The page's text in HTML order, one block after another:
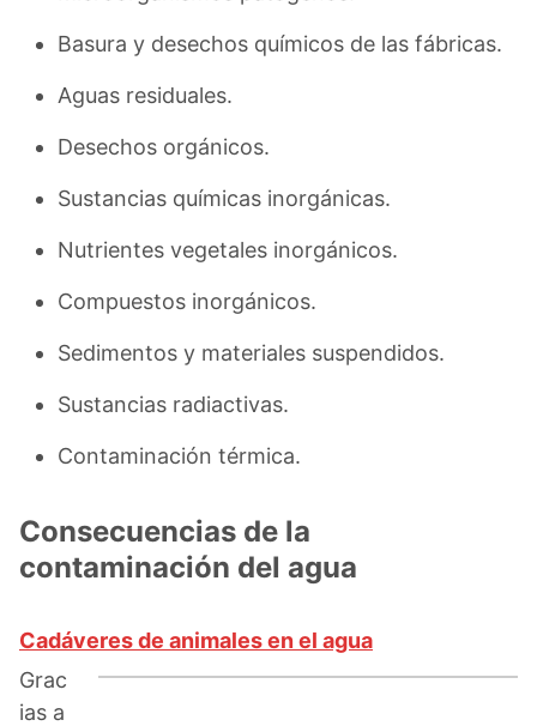
Basura y desechos químicos de las fábricas.
Aguas residuales.
Desechos orgánicos.
Sustancias químicas inorgánicas.
Nutrientes vegetales inorgánicos.
Compuestos inorgánicos.
Sedimentos y materiales suspendidos.
Sustancias radiactivas.
Contaminación térmica.
Consecuencias de la
contaminación del agua
Cadáveres de animales en el agua
Grac
ias a